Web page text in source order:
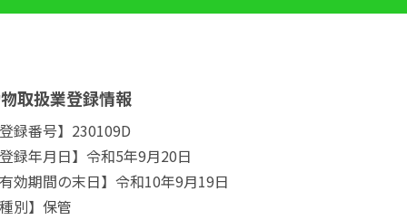
取扱業登録情報
録番号】230109D
録年月日】令和5年9月20日
効期間の末日】令和10年9月19日
別】保管